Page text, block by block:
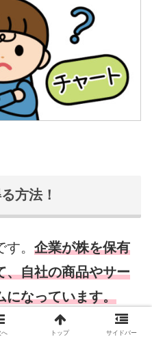
方法！
。 企業が株を保有
、自社の商品やサー
になっています。
の差益を期待する投
へ トップ サイドバー